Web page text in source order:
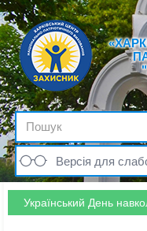
Версія для
Український День